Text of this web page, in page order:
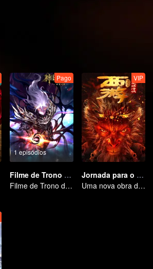
1 episódios
Pago
Filme de Trono de Selo: O Deus sem Coroa
Filme de Trono de Selo: O Deus sem Coroa
VIP
Jornada para o oeste: Helltown do Céu
Uma nova obra de fantasia baseada no universo de "Jornada ao Oeste" está chegando.